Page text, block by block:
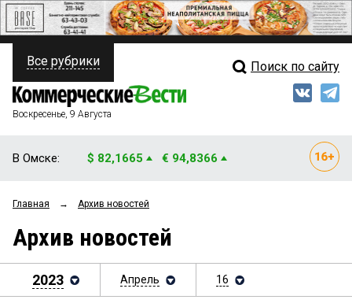
ПОЛИТИКА
ФИНАНСЫ
ОБЩЕСТВО
ЗАКОН
НОВОСТИ КОМПАНИЙ
Свежий выпуск
Блоги
Все рубрики Поиск по сайту
Воскресенье, 9 Августа
В Омске: $ 82,1665 € 94,8366
Главная → Архив новостей
Архив новостей
2023 Апрель 16